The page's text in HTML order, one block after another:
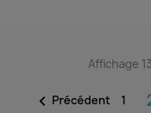
Affichage
 Précédent 1